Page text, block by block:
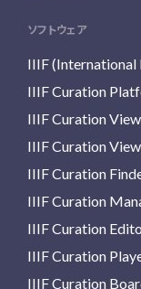
ソフトウェア
IIIF
IIIF Curation
IIIF Curation
IIIF Curation
IIIF Curation
IIIF Curation
IIIF Curation
IIIF Curation
IIIF Curation